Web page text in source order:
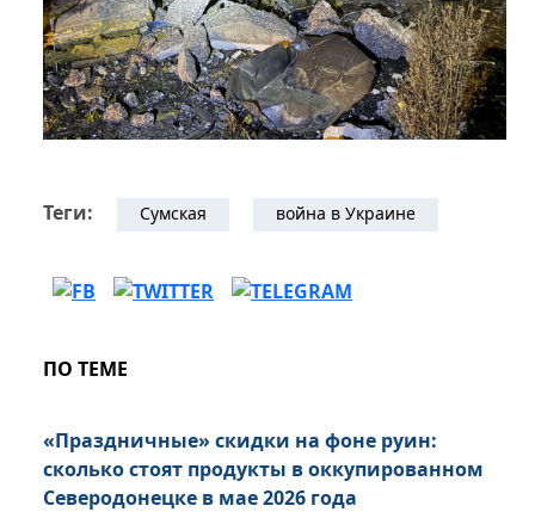
Теги: Сумская война в Украине
ПО ТЕМЕ
«Праздничные» скидки на фоне руин:
сколько стоят продукты в оккупированном
Северодонецке в мае 2026 года